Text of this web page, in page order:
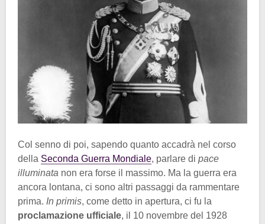
Col senno di poi, sapendo quanto accadrà nel corso
della Seconda Guerra Mondiale, parlare di pace
illuminata non era forse il massimo. Ma la guerra era
ancora lontana, ci sono altri passaggi da rammentare
prima. In primis, come detto in apertura, ci fu la
proclamazione ufficiale, il 10 novembre del 1928